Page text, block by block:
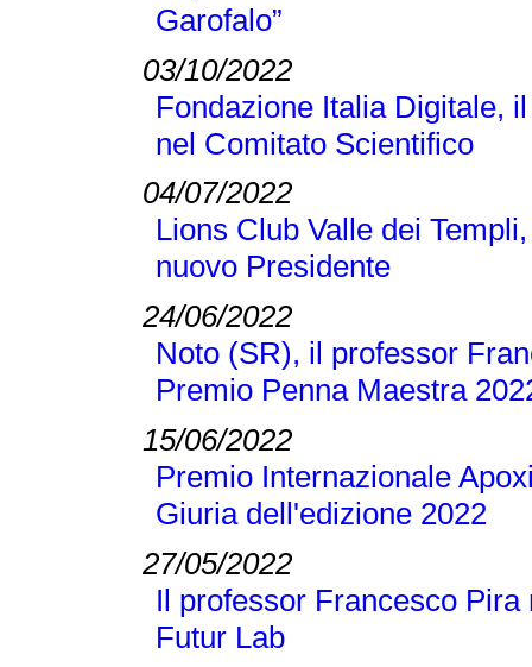
Garofalo”
03/10/2022
Fondazione Italia Digitale,
nel Comitato Scientifico
04/07/2022
Lions Club Valle dei
nuovo Presidente
24/06/2022
Noto (SR), il professor
Premio Penna Maestra
15/06/2022
Premio Internazionale
Giuria dell'edizione 2022
27/05/2022
Il professor Francesco
Futur Lab